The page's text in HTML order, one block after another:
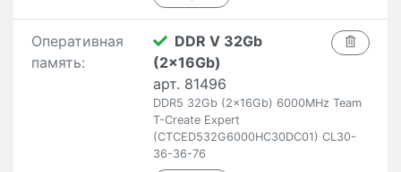
Оперативная
память:
DDR V 32Gb
(2x16Gb)
арт. 81496
DDR5 32Gb (2x16Gb) 6000MHz Team
T-Create Expert
(CTCED532G6000HC30DC01) CL30-
36-36-76